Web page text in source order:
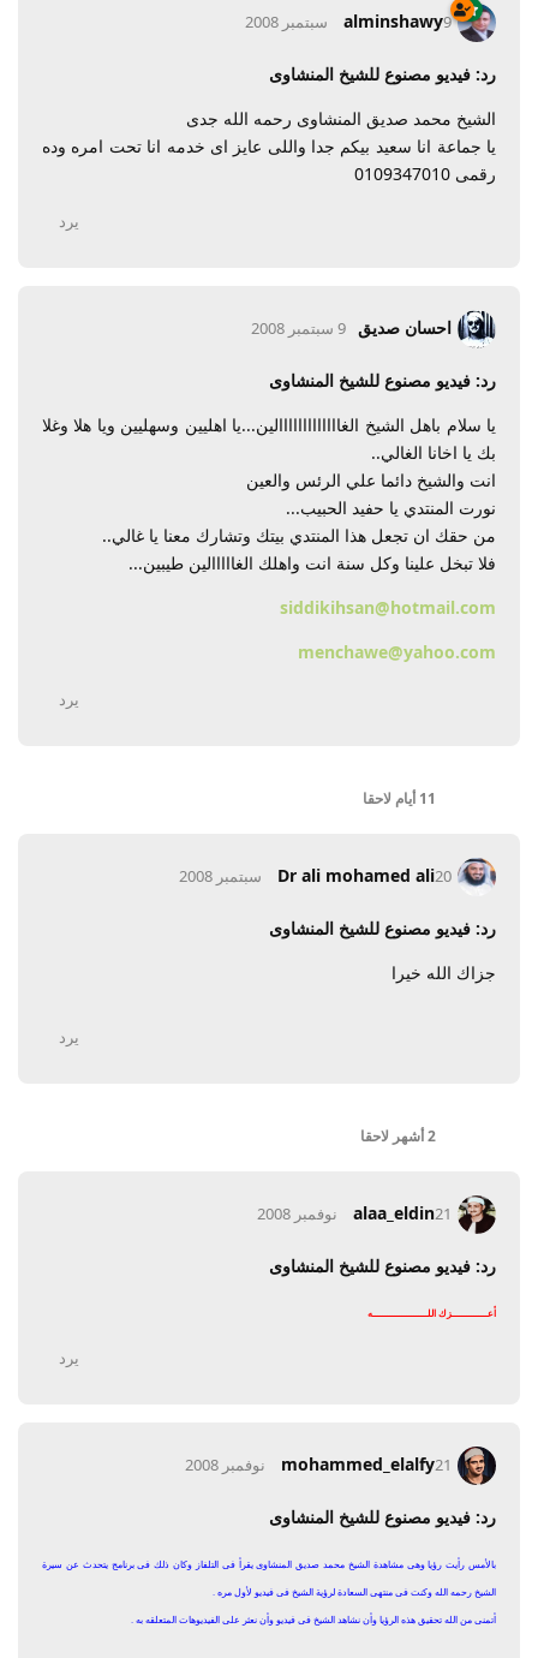
alminshawy9 سبتمبر 2008
رد: فيديو مصنوع للشيخ المنشاوى
الشيخ محمد صديق المنشاوى رحمه الله جدى
يا جماعة انا سعيد بيكم جدا واللى عايز اى خدمه انا تحت امره وده
رقمى 0109347010
يرد
احسان صديق 9 سبتمبر 2008
رد: فيديو مصنوع للشيخ المنشاوى
يا سلام باهل الشيخ الغااااااااااااالين...يا اهليين وسهليين ويا هلا وغلا
بك يا اخانا الغالي..
انت والشيخ دائما علي الرئس والعين
نورت المنتدي يا حفيد الحبيب...
من حقك ان تجعل هذا المنتدي بيتك وتشارك معنا يا غالي..
فلا تبخل علينا وكل سنة انت واهلك الغااااالين طيبين...
siddikihsan@hotmail.com
menchawe@yahoo.com
يرد
11 أيام لاحقا
Dr ali mohamed ali20 سبتمبر 2008
رد: فيديو مصنوع للشيخ المنشاوى
جزاك الله خيرا
يرد
2 أشهر لاحقا
alaa_eldin21 نوفمبر 2008
رد: فيديو مصنوع للشيخ المنشاوى
أعـــــــــــــــزك اللـــــــــــــــــــــــه
يرد
mohammed_elalfy21 نوفمبر 2008
رد: فيديو مصنوع للشيخ المنشاوى
بالأمس رأيت رؤيا وهى مشاهدة الشيخ محمد صديق المنشاوى يقرأ فى التلفاز وكان ذلك فى برنامج يتحدث عن سيرة
الشيخ رحمه الله وكنت فى منتهى السعادة لرؤية الشيخ فى فيديو لأول مره .
أتمنى من الله تحقيق هذه الرؤيا وأن نشاهد الشيخ فى فيديو وأن نعثر على الفيديوهات المتعلقه به .